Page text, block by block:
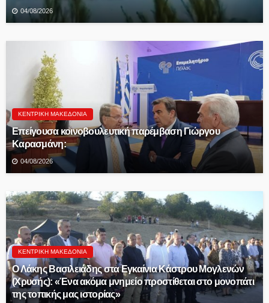
04/08/2026
ΚΕΝΤΡΙΚΉ ΜΑΚΕΔΟΝΊΑ
Επείγουσα κοινοβουλευτική παρέμβαση Γιώργου
Καρασμάνη:
04/08/2026
ΚΕΝΤΡΙΚΉ ΜΑΚΕΔΟΝΊΑ
Ο Λάκης Βασιλειάδης στα Εγκαίνια Κάστρου Μογλενών
(Χρυσής): «Ένα ακόμα μνημείο προστίθεται στο μονοπάτι
της τοπικής μας ιστορίας»